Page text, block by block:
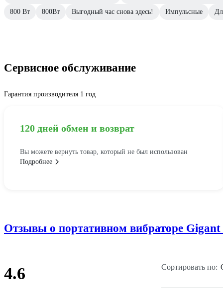
800 Вт 800Вт Выгодный час снова здесь! Импульсные
Сервисное обслуживание
Гарантия производителя 1 год
120 дней обмен и возврат
Вы можете вернуть товар, который не был использован
Подробнее
Отзывы о портативном вибраторе
4.6 Сортировать по: